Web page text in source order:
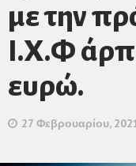
με την
Ι.Χ.Φ
ευρώ.
27 Φεβρουαρίου,